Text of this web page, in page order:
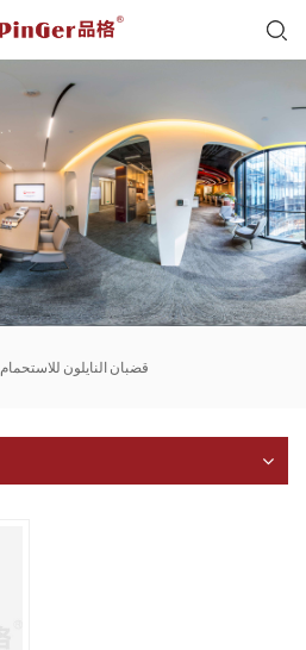
قضبان النايلون للاستحمام